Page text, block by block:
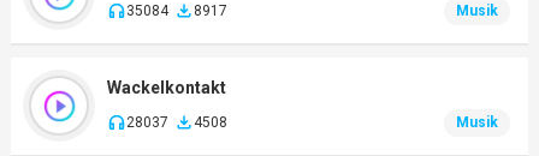
35084 8917 Musik
Wackelkontakt
28037 4508 Musik